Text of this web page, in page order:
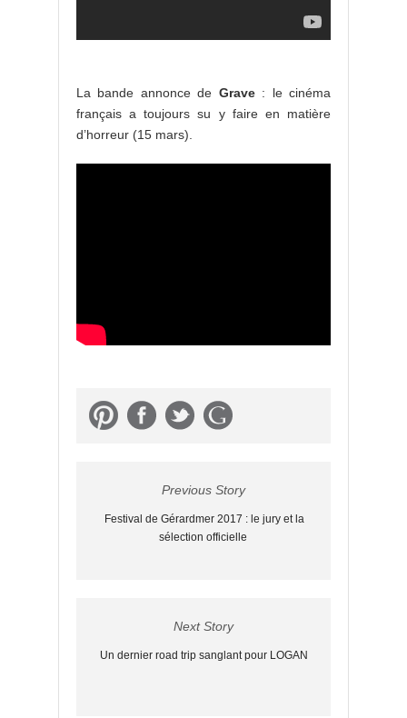
La bande annonce de Grave: le cinéma
français a toujours su y faire en matière
d’horreur (15 mars).
Previous Story
Festival de Gérardmer 2017 : le jury et la
sélection officielle
Next Story
Un dernier road trip sanglant pour LOGAN